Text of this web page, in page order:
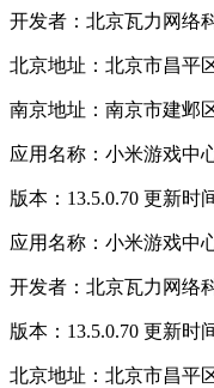
开发者：北京瓦力网络
北京地址：北京市昌平
南京地址：南京市建邺
应用名称：小米游戏中
版本：13.5.0.70 更新时
应用名称：小米游戏中
开发者：北京瓦力网络
版本：13.5.0.70 更新时
北京地址：北京市昌平